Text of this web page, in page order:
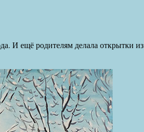
И ещё родителям делала открытки из